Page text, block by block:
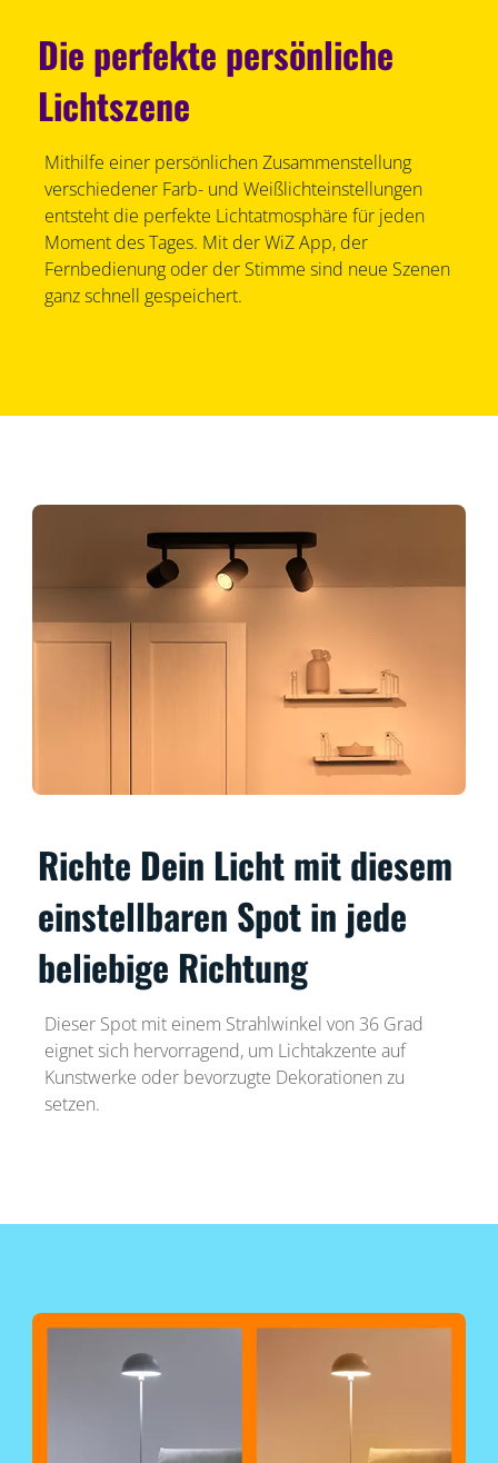
Die perfekte persönliche
Lichtszene
Mithilfe einer persönlichen Zusammenstellung
verschiedener Farb- und Weißlichteinstellungen
entsteht die perfekte Lichtatmosphäre für jeden
Moment des Tages. Mit der WiZ App, der
Fernbedienung oder der Stimme sind neue Szenen
ganz schnell gespeichert.
Richte Dein Licht mit diesem
einstellbaren Spot in jede
beliebige Richtung
Dieser Spot mit einem Strahlwinkel von 36 Grad
eignet sich hervorragend, um Lichtakzente auf
Kunstwerke oder bevorzugte Dekorationen zu
setzen.